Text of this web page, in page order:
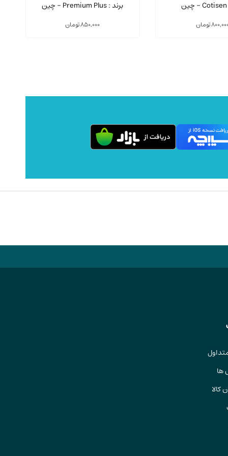
مختلفی
در
محصول
انتخاب
شوند
تومان
برند : Premium Plus - چین
850,000تومان
ها
کالا